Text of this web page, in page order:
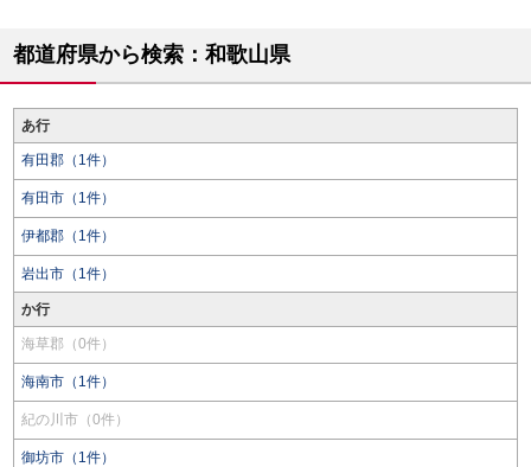
都道府県から検索：和歌山県
あ行
有田郡（1件）
有田市（1件）
伊都郡（1件）
岩出市（1件）
か行
海草郡（0件）
海南市（1件）
紀の川市（0件）
御坊市（1件）